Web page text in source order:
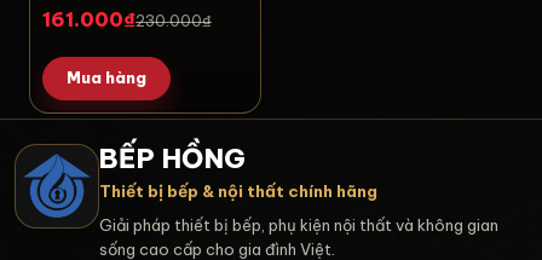
161.000₫230.000₫
Mua hàng
BẾP HỒNG
Thiết bị bếp & nội thất chính hãng
Giải pháp thiết bị bếp, phụ kiện nội thất và không gian
sống cao cấp cho gia đình Việt.